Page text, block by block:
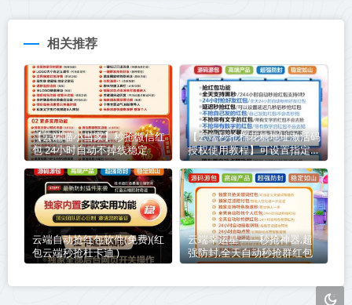
相关推荐
【云端喵小当家】秒抢微信红
包 24小时自动不掉线稳定
【云端秒抢棉花糖地址激活码
授权使用教程】可设置指定群
不抢-过滤关键词
云端自动抢红包软件(免费)(红
包云端秒抢杜卡迪 )
云端幸运星——秒抢神器,超
强防封,全天自动秒抢群红包